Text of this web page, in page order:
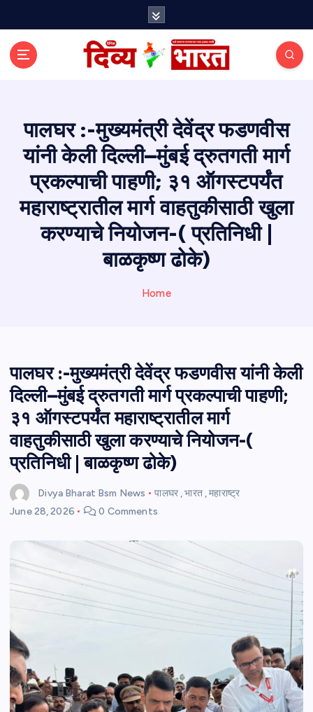
पालघर :-मुख्यमंत्री देवेंद्र फडणवीस
यांनी केली दिल्ली–मुंबई द्रुतगती मार्ग
प्रकल्पाची पाहणी; ३१ ऑगस्टपर्यंत
महाराष्ट्रातील मार्ग वाहतुकीसाठी खुला
करण्याचे नियोजन-( प्रतिनिधी |
बाळकृष्ण ढोके)
Home
पालघर :-मुख्यमंत्री देवेंद्र फडणवीस यांनी केली
दिल्ली–मुंबई द्रुतगती मार्ग प्रकल्पाची पाहणी;
३१ ऑगस्टपर्यंत महाराष्ट्रातील मार्ग
वाहतुकीसाठी खुला करण्याचे नियोजन-(
प्रतिनिधी | बाळकृष्ण ढोके)
Divya Bharat Bsm News पालघर,भारत,महाराष्ट्र
June 28, 2026
0 Comments